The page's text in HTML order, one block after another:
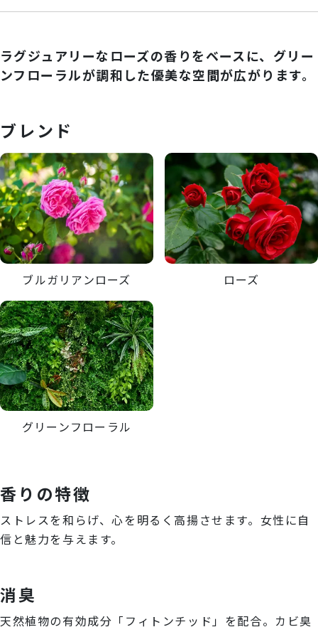
ラグジュアリーなローズの香りをベースに、グリー
ンフローラルが調和した優美な空間が広がります。
ブレンド
ブルガリアンローズ ローズ
グリーンフローラル
香りの特徴
ストレスを和らげ、心を明るく高揚させます。女性に自
信と魅力を与えます。
消臭
天然植物の有効成分「フィトンチッド」を配合。カビ臭